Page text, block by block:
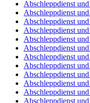
Abschleppdienst
Abschleppdienst
Abschleppdienst
Abschleppdienst
Abschleppdienst
Abschleppdienst
Abschleppdienst
Abschleppdienst
Abschleppdienst
Abschleppdienst
Abschleppdienst
Abschleppdienst